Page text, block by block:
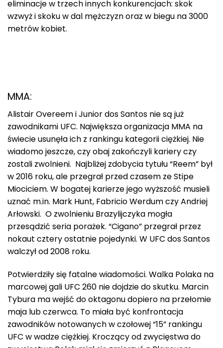
eliminacje w trzech innych konkurencjach: skok
wzwyż i skoku w dal mężczyzn oraz w biegu na 3000
metrów kobiet.
MMA:
Alistair Overeem i Junior dos Santos nie są już
zawodnikami UFC. Największa organizacja MMA na
świecie usunęła ich z rankingu kategorii ciężkiej. Nie
wiadomo jeszcze, czy obaj zakończyli kariery czy
zostali zwolnieni. Najbliżej zdobycia tytułu “Reem” był
w 2016 roku, ale przegrał przed czasem ze Stipe
Miociciem. W bogatej karierze jego wyższość musieli
uznać m.in. Mark Hunt, Fabricio Werdum czy Andriej
Arłowski. O zwolnieniu Brazylijczyka mogła
przesądzić seria porażek. “Cigano” przegrał przez
nokaut cztery ostatnie pojedynki. W UFC dos Santos
walczył od 2008 roku.
Potwierdziły się fatalne wiadomości. Walka Polaka na
marcowej gali UFC 260 nie dojdzie do skutku. Marcin
Tybura ma wejść do oktagonu dopiero na przełomie
maja lub czerwca. To miała być konfrontacja
zawodników notowanych w czołowej “15” rankingu
UFC w wadze ciężkiej. Kroczący od zwycięstwa do